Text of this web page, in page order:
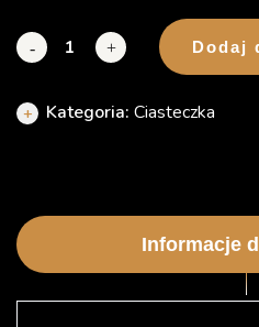
- + Dodaj
Kategoria: Ciasteczka
Informacje